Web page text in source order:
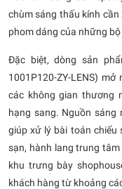
chùm sáng thấu kính
phom dáng của những
Đặc biệt, dòng sản
1001P120-ZY-LENS)
các không gian thương
hạng sang. Nguồn sáng
giúp xử lý bài toán chiếu
sạn, hành lang trung
khu trưng bày
khách hàng từ khoảng